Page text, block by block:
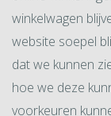
winkelwagen
website soepel
dat we kunnen
hoe we deze
voorkeuren